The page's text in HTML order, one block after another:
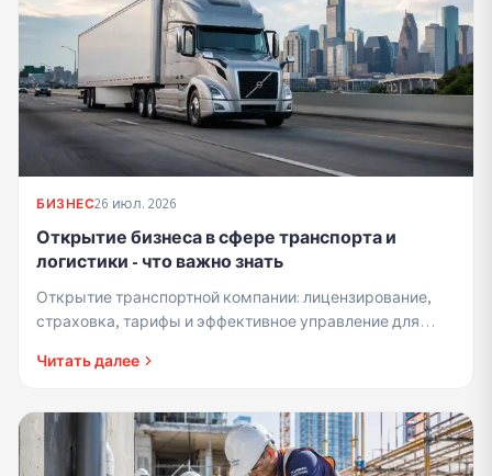
БИЗНЕС26 июл. 2026
Открытие бизнеса в сфере транспорта и
логистики - что важно знать
Открытие транспортной компании: лицензирование,
страховка, тарифы и эффективное управление для
Читать далее